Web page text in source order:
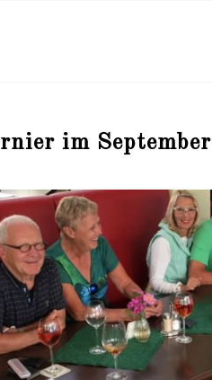
im September